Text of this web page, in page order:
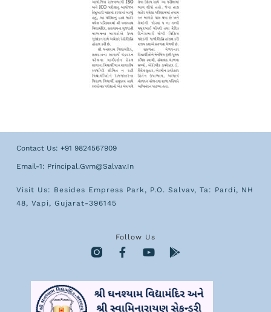
Follow Us
Contact Us: +91 9824567909
Email-1: Principal.gvm@salvav.in
Visit Us: Besides Empress Park, P.O. Salvav, Ta: Pardi, NH
48, Vapi, Gujarat-396145